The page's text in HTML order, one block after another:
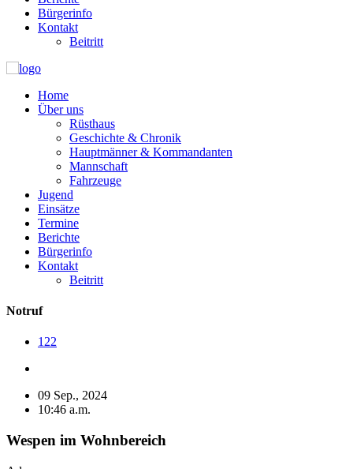
Bürgerinfo
Kontakt
Beitritt
Home
Über uns
Rüsthaus
Geschichte & Chronik
Hauptmänner & Kommandanten
Mannschaft
Fahrzeuge
Jugend
Einsätze
Termine
Berichte
Bürgerinfo
Kontakt
Beitritt
Notruf
122
09 Sep., 2024
10:46 a.m.
Wespen im Wohnbereich